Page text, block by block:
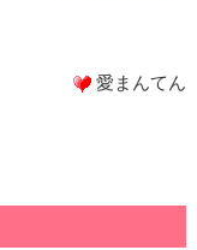
愛まんてん